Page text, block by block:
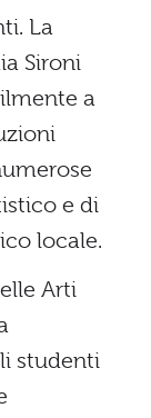
La
Sironi
a
e di
locale.
Arti
studenti